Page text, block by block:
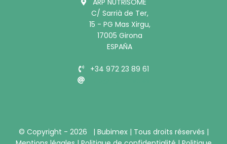
ARP NUTRISOME
C/ Sarrià de Ter,
15 - PG Mas Xirgu,
17005 Girona
ESPAÑA
+34 972 23 89 61
© Copyright - 2026 | Bubimex | Tous droits réservés |